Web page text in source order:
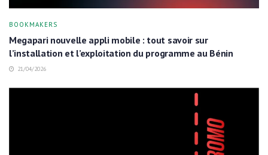
BOOKMAKERS
Megapari nouvelle appli mobile : tout savoir sur
l’installation et l’exploitation du programme au Bénin
21/04/2026